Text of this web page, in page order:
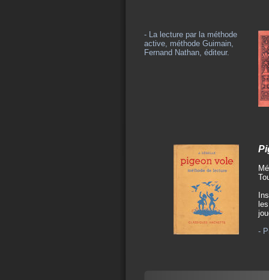
-
- La lecture par la méthode
active, méthode Guimain,
Fernand Nathan, éditeur.